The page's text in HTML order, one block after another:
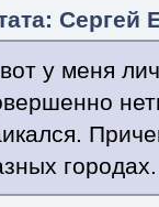
Сергей
у меня
городах.